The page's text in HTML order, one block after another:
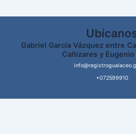
Gabriel García Vázquez entre
Cañizares y Eugenio
+072599910